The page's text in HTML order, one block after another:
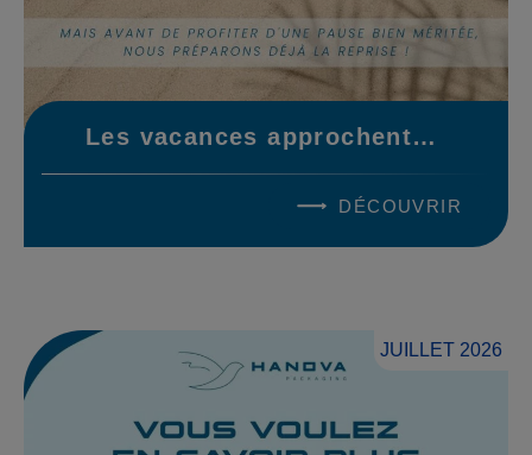
Les vacances approchent…
DÉCOUVRIR
JUILLET 2026